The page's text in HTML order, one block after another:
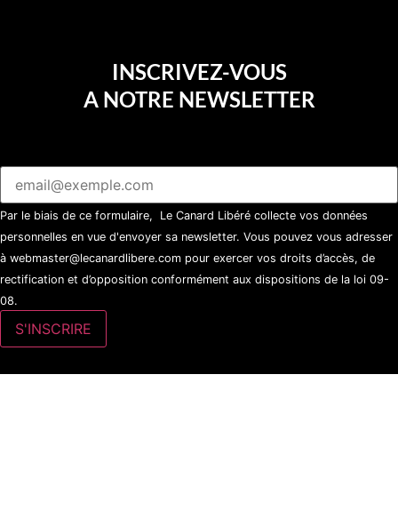
INSCRIVEZ-VOUS
A NOTRE NEWSLETTER
Par le biais de ce formulaire, Le Canard Libéré collecte vos données
personnelles en vue d'envoyer sa newsletter. Vous pouvez vous adresser
à webmaster@lecanardlibere.com pour exercer vos droits d’accès, de
rectification et d’opposition conformément aux dispositions de la loi 09-
08.